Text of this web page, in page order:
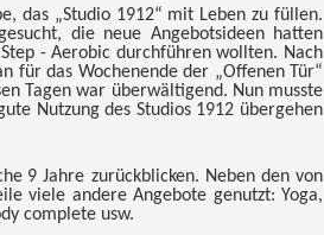
das „Studio 1912“ mit Leben zu füllen.
die neue Angebotsideen hatten
- Aerobic durchführen wollten. Nach
für das Wochenende der „Offenen Tür“
Tagen war überwältigend. Nun musste
Nutzung des Studios 1912 übergehen
9 Jahre zurückblicken. Neben den von
viele andere Angebote genutzt: Yoga,
complete usw.